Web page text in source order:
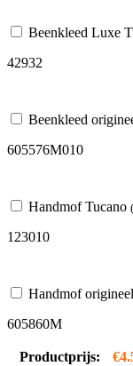
Beenkleed Luxe
42932
Beenkleed
605576M010
Handmof Tucano (
123010
Handmof origineel
605860M
Productprijs: €